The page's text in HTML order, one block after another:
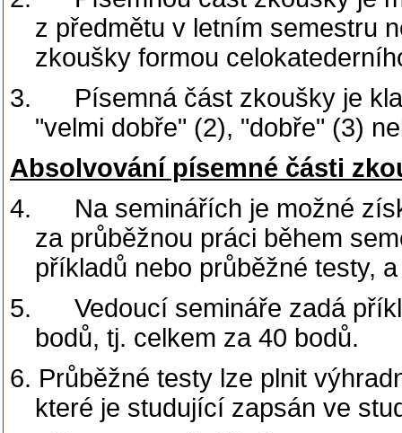
z předmětu v letním semestru
zkoušky formou
3.
Písemná část zkoušky je
"velmi dobře" (2), "dobře" (3)
Absolvování písemné části
4.
Na seminářích je možné
za průběžnou práci během
příkladů nebo průběžné testy,
5.
Vedoucí semináře zadá
bodů, tj. celkem za 40 bodů.
6. Průběžné testy lze plnit
které je studující zapsán ve